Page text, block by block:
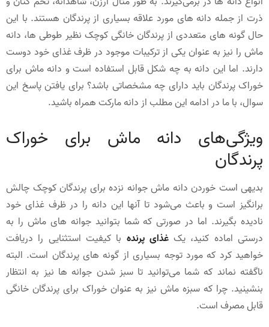
ذرت از جمله دانه های مورد علاقه بسیاری از پرندگان هستند. با این
حال گونه های متعددی از پرندگان خانگی کوچک نظیر طوطی ها، دانه
ماش را نیز به عنوان یکی از ترکیبات موجود در ظرف غذای خود دوست
دارند. اما این دانه به چه شکل قابل استفاده است و دانه ماش برای
خوراک پرندگان باید دارای چه مشخصاتی باشد؟ برای یافتن پاسخ این
سوال، با ما در ادامه این مطلب از دانه مارکت همراه باشید.
ویژگی‌های دانه ماش برای خوراک
پرندگان
بدیهی است خوردن دانه ماش جوانه نزده برای پرندگان کوچک چالش
برانگیز است و باعث می‌شود تا آنها این دانه را در ظرف غذای خود
نادیده بگیرند. اما در صورتی که شما بتوانید جوانه های ماش را به
درستی اماده کنید، یکغذای پرنده با کیفیت استثنایی را دریافت
خواهید کرد که مورد توجه بسیاری از گونه های پرندگان است. البته
ناگفته نماند که شما می‌توانید تا سبز شدن جوانه ها نیز به انتظار
بنشینید. چرا که سبزه ماش نیز به عنوان خوراک برای پرندگان خانگی
قابل مصرف است.